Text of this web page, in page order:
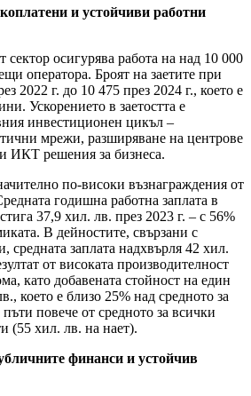
и устойчиви работни
осигурява работа на над 10 000
оператора. Броят на заетите при
2022 г. до 10 475 през 2024 г., което е
Ускорението в заетостта е
инвестиционен цикъл –
мрежи, разширяване на центрове
ИКТ решения за бизнеса.
по-високи възнаграждения от
годишна работна заплата в
37,9 хил. лв. през 2023 г. – с 56%
В дейностите, свързани с
заплата надхвърля 42 хил.
от високата производителност
като добавената стойност на един
което е близо 25% над средното за
повече от средното за всички
(55 хил. лв. на нает).
финанси и устойчив